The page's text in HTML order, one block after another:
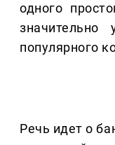
одного
значительно
популярного
Речь идет о